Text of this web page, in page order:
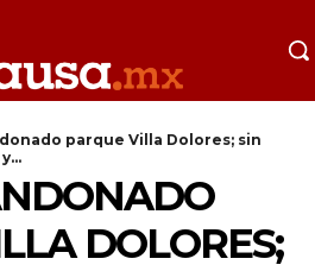
parque Villa Dolores; sin
DOLORES;